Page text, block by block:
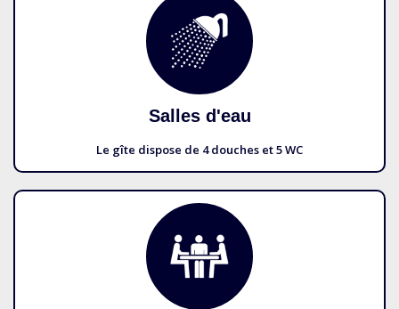
Salles d'eau
Le gîte dispose de 4 douches et 5 WC